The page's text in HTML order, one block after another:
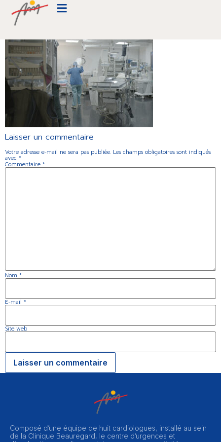
Cardiologie-Beauregard-094
Laisser un commentaire
Votre adresse e-mail ne sera pas publiée. Les champs obligatoires sont indiqués
avec *
Commentaire *
Nom *
E-mail *
Site web
Composé d’une équipe de huit cardiologues, installé au sein
de la Clinique Beauregard, le centre d’urgences et